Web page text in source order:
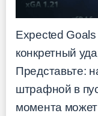
Expected Goals
конкретный
Представьте:
штрафной в
момента